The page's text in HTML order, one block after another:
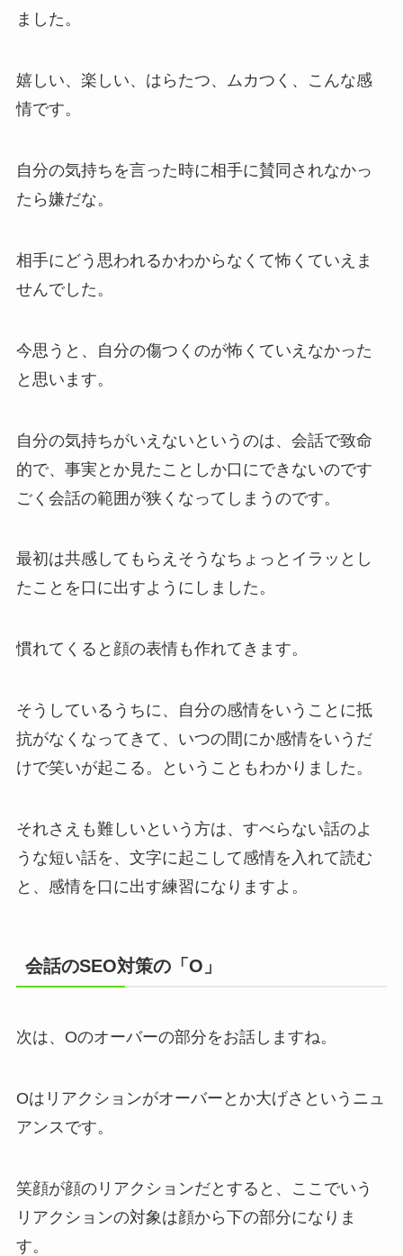
ました。
嬉しい、楽しい、はらたつ、ムカつく、こんな感
情です。
自分の気持ちを言った時に相手に賛同されなかっ
たら嫌だな。
相手にどう思われるかわからなくて怖くていえま
せんでした。
今思うと、自分の傷つくのが怖くていえなかった
と思います。
自分の気持ちがいえないというのは、会話で致命
的で、事実とか見たことしか口にできないのです
ごく会話の範囲が狭くなってしまうのです。
最初は共感してもらえそうなちょっとイラッとし
たことを口に出すようにしました。
慣れてくると顔の表情も作れてきます。
そうしているうちに、自分の感情をいうことに抵
抗がなくなってきて、いつの間にか感情をいうだ
けで笑いが起こる。ということもわかりました。
それさえも難しいという方は、すべらない話のよ
うな短い話を、文字に起こして感情を入れて読む
と、感情を口に出す練習になりますよ。
会話のSEO対策の「O」
次は、Oのオーバーの部分をお話しますね。
Oはリアクションがオーバーとか大げさというニュ
アンスです。
笑顔が顔のリアクションだとすると、ここでいう
リアクションの対象は顔から下の部分になりま
す。